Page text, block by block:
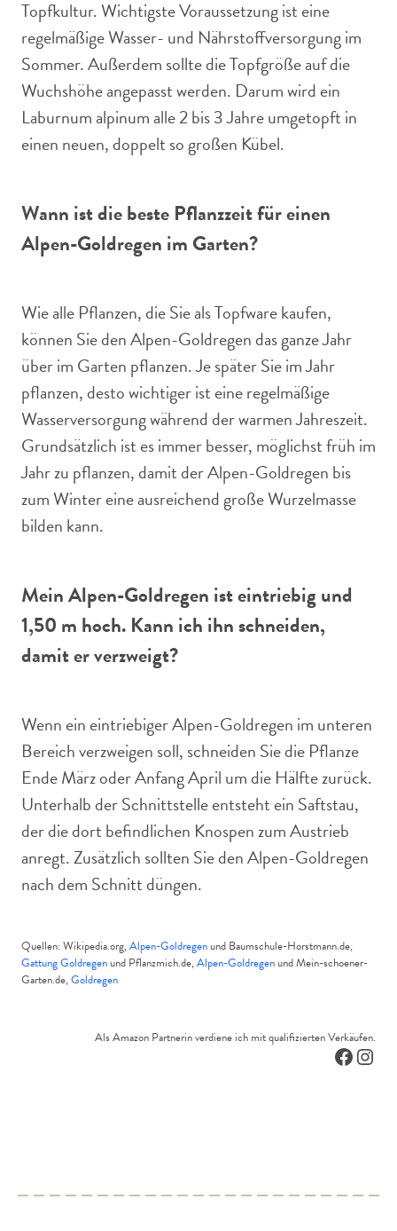
Topfkultur. Wichtigste Voraussetzung ist eine
regelmäßige Wasser- und Nährstoffversorgung im
Sommer. Außerdem sollte die Topfgröße auf die
Wuchshöhe angepasst werden. Darum wird ein
Laburnum alpinum alle 2 bis 3 Jahre umgetopft in
einen neuen, doppelt so großen Kübel.
Wann ist die beste Pflanzzeit für einen
Alpen-Goldregen im Garten?
Wie alle Pflanzen, die Sie als Topfware kaufen,
können Sie den Alpen-Goldregen das ganze Jahr
über im Garten pflanzen. Je später Sie im Jahr
pflanzen, desto wichtiger ist eine regelmäßige
Wasserversorgung während der warmen Jahreszeit.
Grundsätzlich ist es immer besser, möglichst früh im
Jahr zu pflanzen, damit der Alpen-Goldregen bis
zum Winter eine ausreichend große Wurzelmasse
bilden kann.
Mein Alpen-Goldregen ist eintriebig und
1,50 m hoch. Kann ich ihn schneiden,
damit er verzweigt?
Wenn ein eintriebiger Alpen-Goldregen im unteren
Bereich verzweigen soll, schneiden Sie die Pflanze
Ende März oder Anfang April um die Hälfte zurück.
Unterhalb der Schnittstelle entsteht ein Saftstau,
der die dort befindlichen Knospen zum Austrieb
anregt. Zusätzlich sollten Sie den Alpen-Goldregen
nach dem Schnitt düngen.
Quellen: Wikipedia.org,Alpen-Goldregenund Baumschule-Horstmann.de,
Gattung Goldregenund Pflanzmich.de,Alpen-Goldregenund Mein-schoener-
Garten.de,Goldregen
Als Amazon Partnerin verdiene ich mit qualifizierten Verkäufen.